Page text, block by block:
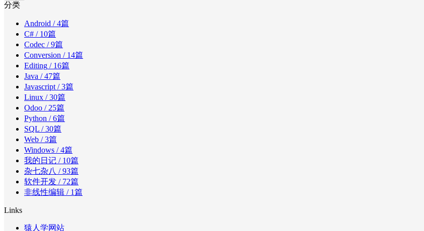
分类
Android / 4篇
C# / 10篇
Codec / 9篇
Conversion / 14篇
Editing / 16篇
Java / 47篇
Javascript / 3篇
Linux / 30篇
Odoo / 25篇
Python / 6篇
SQL / 30篇
Web / 3篇
Windows / 4篇
我的日记 / 10篇
杂七杂八 / 93篇
软件开发 / 72篇
非线性编辑 / 1篇
Links
猿人学网站